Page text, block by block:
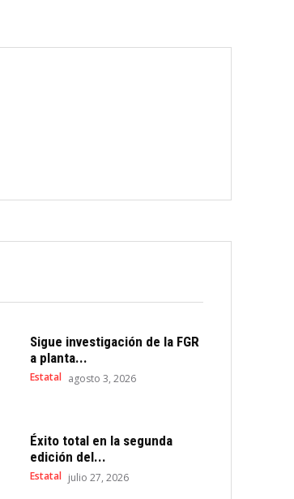
Sigue investigación de la FGR
a planta...
Estatal agosto 3, 2026
Éxito total en la segunda
edición del...
Estatal julio 27, 2026